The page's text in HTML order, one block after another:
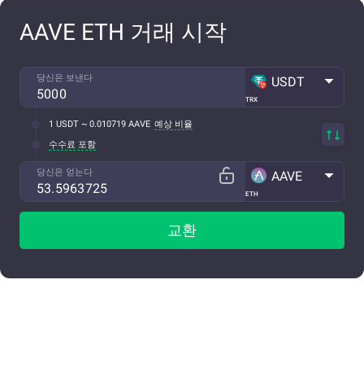
AAVE ETH 거래 시작
당신은 보낸다
TRX
USDT
1 USDT ~ 0.010719 AAVE 예상 비율
수수료 포함
당신은 얻는다
ETH
AAVE
교환